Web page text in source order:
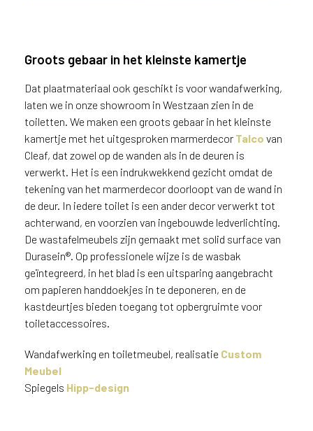
Toiletmeubel in Durasein®
DM5014 Luna
Groots gebaar in het kleinste kamertje
Dat plaatmateriaal ook geschikt is voor wandafwerking,
laten we in onze showroom in Westzaan zien in de
toiletten. We maken een groots gebaar in het kleinste
kamertje met het uitgesproken marmerdecor Talco van
Cleaf, dat zowel op de wanden als in de deuren is
verwerkt. Het is een indrukwekkend gezicht omdat de
tekening van het marmerdecor doorloopt van de wand in
de deur. In iedere toilet is een ander decor verwerkt tot
achterwand, en voorzien van ingebouwde ledverlichting.
De wastafelmeubels zijn gemaakt met solid surface van
Durasein®. Op professionele wijze is de wasbak
geïntegreerd, in het blad is een uitsparing aangebracht
om papieren handdoekjes in te deponeren, en de
kastdeurtjes bieden toegang tot opbergruimte voor
toiletaccessoires.
Wandafwerking en toiletmeubel, realisatie Custom
Meubel
Spiegels Hipp-design